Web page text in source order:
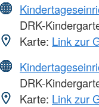
DRK-
Karte: Link zur
DRK-
Karte: Link zur